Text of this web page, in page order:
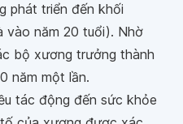
phát triển đến khối
vào năm 20 tuổi). Nhờ
bộ xương trưởng thành
năm một lần.
tác động đến sức khỏe